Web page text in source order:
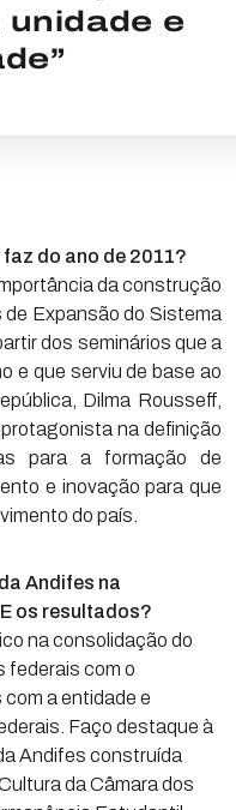
unidade e
do ano de 2011?
da construção
Expansão do Sistema
dos seminários que a
e que serviu de base ao
Dilma Rousseff,
na definição
para a formação de
e inovação para que
do país.
Andifes na
os resultados?
na consolidação do
federais com o
a entidade e
Faço destaque à
Andifes construída
da Câmara dos